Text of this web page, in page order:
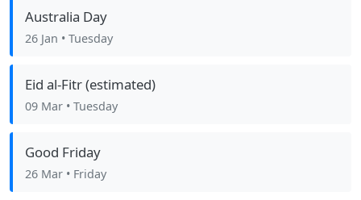
Australia Day
26 Jan • Tuesday
Eid al-Fitr (estimated)
09 Mar • Tuesday
Good Friday
26 Mar • Friday